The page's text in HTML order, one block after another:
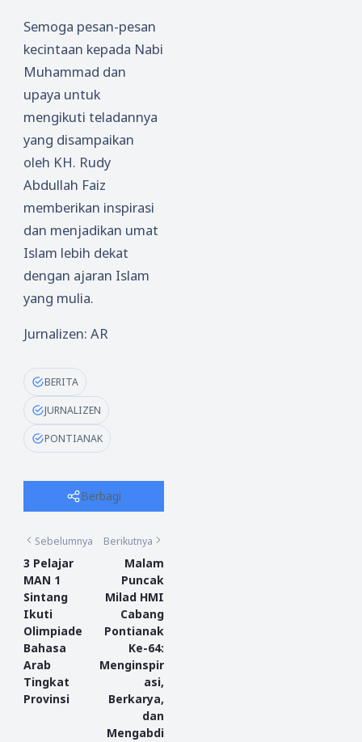
Semoga pesan-pesan
kecintaan kepada Nabi
Muhammad dan
upaya untuk
mengikuti teladannya
yang disampaikan
oleh KH. Rudy
Abdullah Faiz
memberikan inspirasi
dan menjadikan umat
Islam lebih dekat
dengan ajaran Islam
yang mulia.
Jurnalizen: AR
BERITA
JURNALIZEN
PONTIANAK
Berbagi
Sebelumnya
3 Pelajar
MAN 1
Sintang
Ikuti
Olimpiade
Bahasa
Arab
Tingkat
Provinsi
Berikutnya
Malam
Puncak
Milad HMI
Cabang
Pontianak
Ke-64:
Menginspir
asi,
Berkarya,
dan
Mengabdi